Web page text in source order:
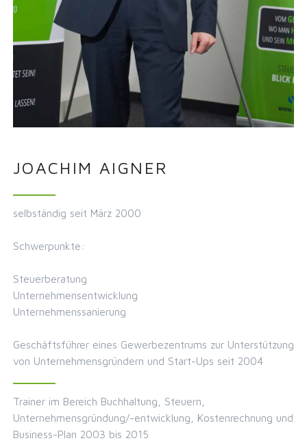
JOACHIM AIGNER
selbständig seit März 2000
Schwerpunkte:
Steuerberatung
Unternehmensentwicklung
Unternehmenssanierung
Geschäftsführer eines Gewerbezentrums zur Unterstützung
von Unternehmensgründern und Start-Ups seit 2004
Trainer im Bereich Buchhaltung, Steuern,
Unternehmensgründung/-entwicklung, Kostenrechnung und
Business-Plan 2003 bis 2015